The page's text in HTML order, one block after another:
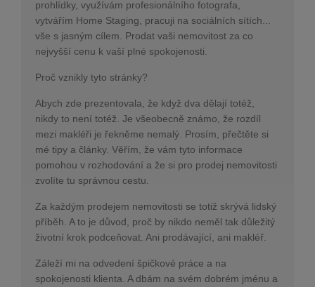
prohlídky, využívám profesionálního fotografa,
vytvářím Home Staging, pracuji na sociálních sítích...
vše s jasným cílem. Prodat vaši nemovitost za co
nejvyšší cenu k vaší plné spokojenosti.
Proč vznikly tyto stránky?
Abych zde prezentovala, že když dva dělají totéž,
nikdy to není totéž. Je všeobecně známo, že rozdíl
mezi makléři je řekněme nemalý. Prosím, přečtěte si
mé tipy a články. Věřím, že vám tyto informace
pomohou v rozhodování a že si pro prodej nemovitosti
zvolíte tu správnou cestu.
Za každým prodejem nemovitosti se totiž skrývá lidský
příběh. A to je důvod, proč by nikdo neměl tak důležitý
životní krok podceňovat. Ani prodávající, ani makléř.
Záleží mi na odvedení špičkové práce a na
spokojenosti klienta. A dbám na svém dobrém jménu a